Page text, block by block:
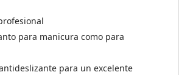
para manicura como para
para un excelente